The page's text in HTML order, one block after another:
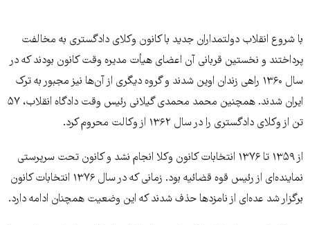
با شروع انقلاب دولتمداران جديد با کانون وکلای دادگستری به مخالفت
پرداختند و نخستين قربانی آن اعضای هيأت مديره وقت کانون بودند که در
سال ۱۳۶۰ راهی زندان اوين شدند و گروه ديگری از آن‌ها نيز مجبور به ترک
ايران شدند. همچنين محمد محمدی گيلانی رئيس وقت دادگاه انقلاب، ۵۷
تن از وکلای دادگستری را در سال ۱۳۶۲ از وکالت محروم کرد.
از ۱۳۵۹ تا ۱۳۷۶ انتخابات کانون وکلا انجام نشد و کانون تحت سرپرستی
نماينده‌ای از رئيس قوه قضائيه بود. زمانی که در سال ۱۳۷۶ انتخابات کانون
برگزار شد عده‌ای از نامزدها حذف شدند که اين وضعيت همچنان ادامه دارد.